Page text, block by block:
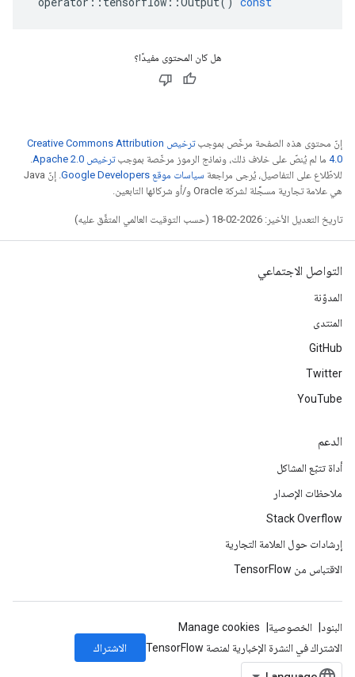
هل كان المحتوى مفيدًا؟
إنّ محتوى هذه الصفحة مرخّص بموجب
ترخيص Creative Commons Attribution
4.0‏ ما لم يُنصّ على خلاف ذلك، ونماذج الرموز مرخّصة بموجبترخيص Apache 2.0‏
.
للاطّلاع على التفاصيل، يُرجى مراجعة سياسات موقع Google Developers‏
. إنّ Java
هي علامة تجارية مسجَّلة لشركة Oracle و/أو شركائها التابعين.
تاريخ التعديل الأخير: 2026-02-18 (حسب التوقيت العالمي المتفَّق عليه)
التواصل الاجتماعي
المدوّنة
المنتدى
GitHub
Twitter
YouTube
الدعم
أداة تتبّع المشاكل
ملاحظات الإصدار
Stack Overflow
إرشادات حول العلامة التجارية
الاقتباس من TensorFlow
البنود الخصوصية
Manage cookies
الاشتراك في النشرة الإخبارية لمنصة TensorFlow
الاشتراك